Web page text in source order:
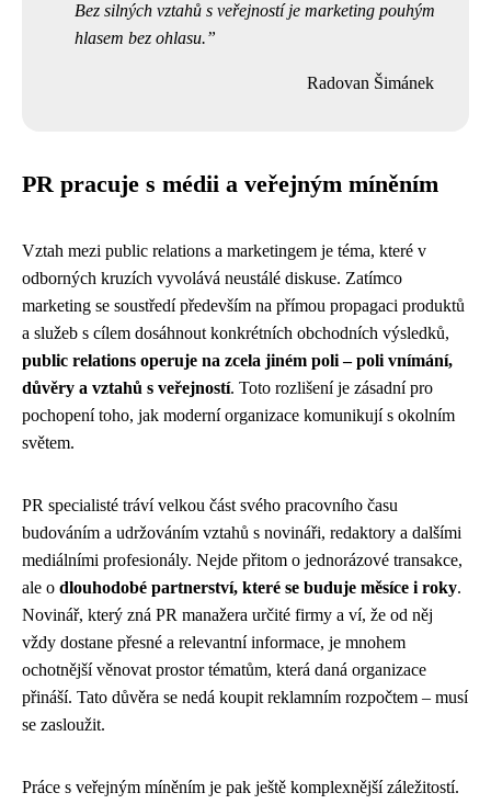
Bez silných vztahů s veřejností je marketing pouhým
hlasem bez ohlasu.
Radovan Šimánek
PR pracuje s médii a veřejným míněním
Vztah mezi public relations a marketingem je téma, které v
odborných kruzích vyvolává neustálé diskuse. Zatímco
marketing se soustředí především na přímou propagaci produktů
a služeb s cílem dosáhnout konkrétních obchodních výsledků,
public relations operuje na zcela jiném poli – poli vnímání,
důvěry a vztahů s veřejností. Toto rozlišení je zásadní pro
pochopení toho, jak moderní organizace komunikují s okolním
světem.
PR specialisté tráví velkou část svého pracovního času
budováním a udržováním vztahů s novináři, redaktory a dalšími
mediálními profesionály. Nejde přitom o jednorázové transakce,
ale o dlouhodobé partnerství, které se buduje měsíce i roky.
Novinář, který zná PR manažera určité firmy a ví, že od něj
vždy dostane přesné a relevantní informace, je mnohem
ochotnější věnovat prostor tématům, která daná organizace
přináší. Tato důvěra se nedá koupit reklamním rozpočtem – musí
se zasloužit.
Práce s veřejným míněním je pak ještě komplexnější záležitostí.